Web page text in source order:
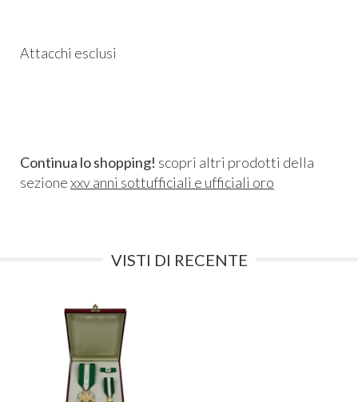
Attacchi esclusi
Continua lo shopping! scopri altri prodotti della
sezionexxv anni sottufficiali e ufficiali oro
VISTI DI RECENTE